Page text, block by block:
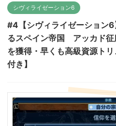
シヴィライゼーション6
#4【シヴィライゼーション
るスペイン帝国 アッカド征
を獲得・早くも高級資源ト
付き】